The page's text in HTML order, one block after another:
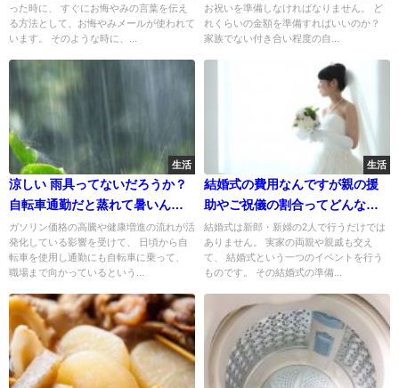
った時に、 すぐにお悔やみの言葉を伝え
る方法として、お悔やみメールが使われて
います。 そのような時に、...
お祝いを準備しなければなりません。 ど
れくらいの金額を準備すればいいのか？
家族でない付き合い程度の自...
生活
涼しい 雨具ってないだろうか？
自転車通勤だと蒸れて暑いんで
す
ガソリン価格の高騰や健康増進の流れが活
発化している影響を受けて、 日頃から自
転車を使用し通勤にも自転車に乗って、
職場まで向かっているという...
生活
結婚式の費用なんですが親の援
助やご祝儀の割合ってどんな感
じなの？
結婚式は新郎・新婦の2人で行うだけでは
ありません。 実家の両親や親戚も交え
て、 結婚式という一つのイベントを行う
ものです。 その結婚式の準備...